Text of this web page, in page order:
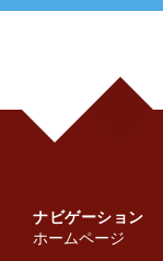
ナビゲーション
ホームページ